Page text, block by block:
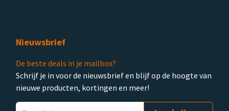
Nieuwsbrief
De beste deals in je mailbox?
Schrijf je in voor de nieuwsbrief en blijf op de hoogte van
nieuwe producten, kortingen en meer!